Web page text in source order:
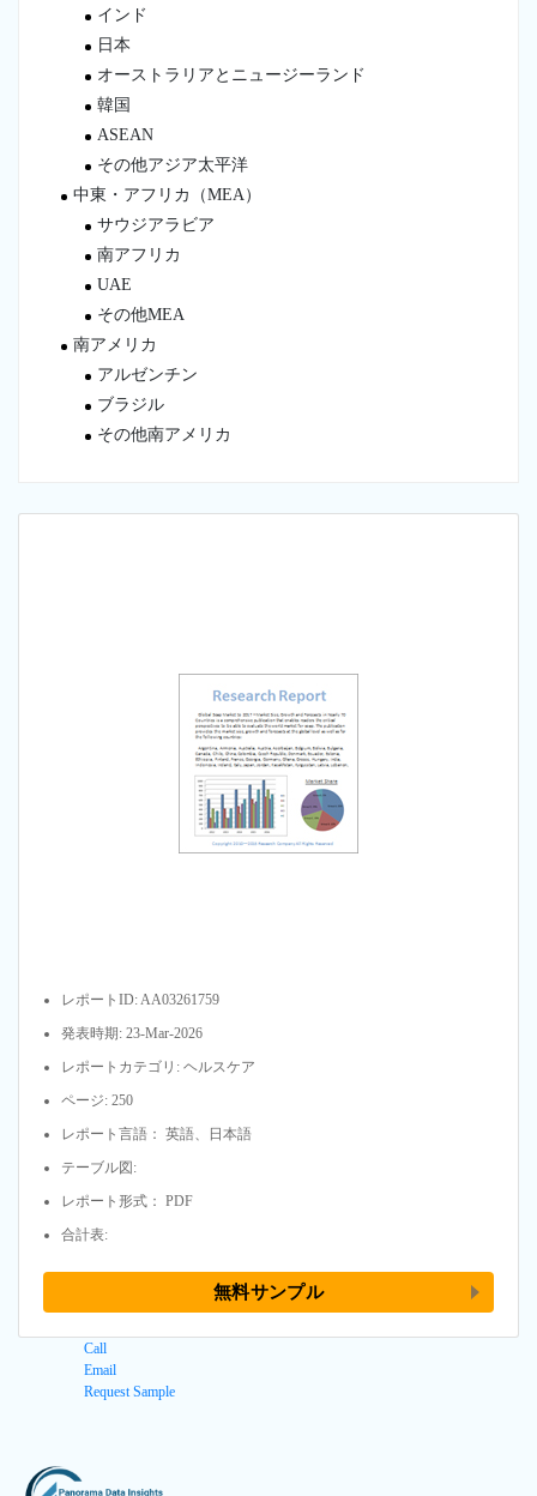
インド
日本
オーストラリアとニュージーランド
韓国
ASEAN
その他アジア太平洋
中東・アフリカ（MEA）
サウジアラビア
南アフリカ
UAE
その他MEA
南アメリカ
アルゼンチン
ブラジル
その他南アメリカ
レポートID: AA03261759
発表時期: 23-Mar-2026
レポートカテゴリ: ヘルスケア
ページ: 250
レポート言語： 英語、日本語
テーブル図:
レポート形式： PDF
合計表:
無料サンプル
Call
Email
Request Sample